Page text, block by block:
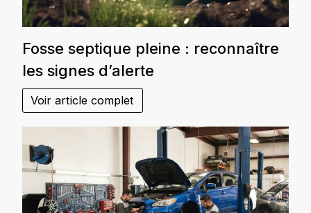
Fosse septique pleine : reconnaître
les signes d’alerte
Voir article complet